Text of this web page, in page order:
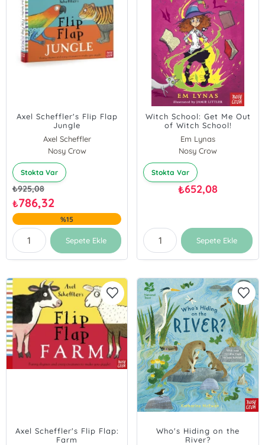
Axel Scheffler's Flip Flap
Jungle
Axel Scheffler
Nosy Crow
Stokta Var
₺925,08
₺786,32
%15
Sepete Ekle
Witch School: Get Me Out
of Witch School!
Em Lynas
Nosy Crow
Stokta Var
₺652,08
Sepete Ekle
Axel Scheffler's Flip Flap:
Farm
Who's Hiding on the
River?